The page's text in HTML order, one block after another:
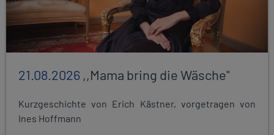
21.08.2026 ,,Mama bring die Wäsche"
Kurzgeschichte von Erich Kästner, vorgetragen von
Ines Hoffmann